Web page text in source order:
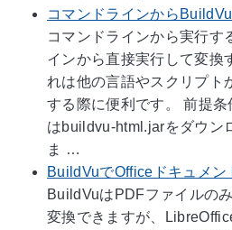
コマンドラインから
コマンドラインから実行す
インから直接実行して変換
れは他の言語やスクリプト
する際に便利です。 前提
はbuildvu-html.jarをダウン
ま …
BuildVuでOfficeドキュメン
BuildVuはPDFファイルの
変換できますが、